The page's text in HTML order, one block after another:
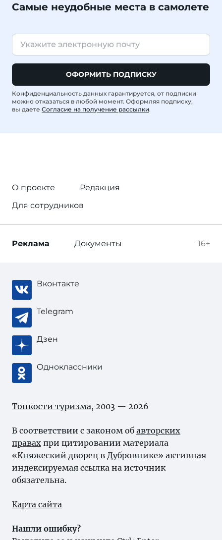
Самые неудобные места в самолете
ОФОРМИТЬ ПОДПИСКУ
Конфиденциальность данных гарантируется, от подписки
можно отказаться в любой момент. Оформляя подписку,
вы даете Согласие на получение рассылки.
О проекте
Редакция
Для сотрудников
16+
Реклама Документы
Вконтакте
Telegram
Дзен
Одноклассники
Тонкости туризма, 2003 — 2026
В соответствии с законом об авторских
правах при цитировании материала
«Княжеский дворец в Дубровнике» активная
индексируемая ссылка на источник
обязательна.
Карта сайта
Нашли ошибку?